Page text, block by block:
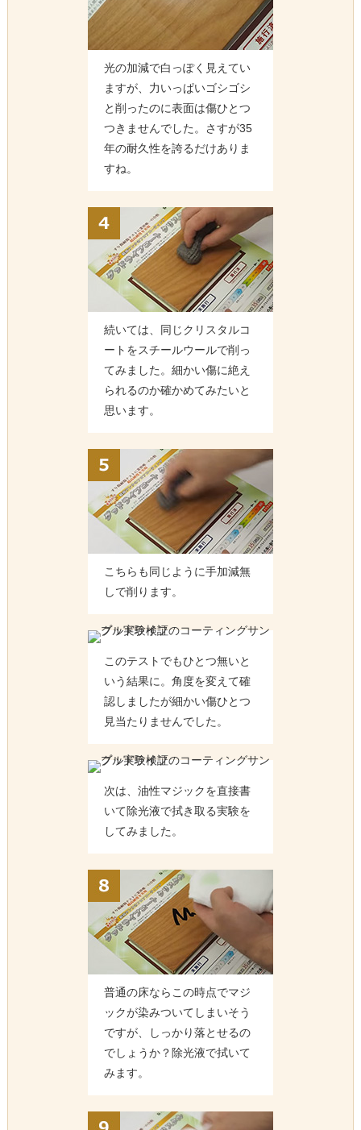
光の加減で白っぽく見えてい
ますが、力いっぱいゴシゴシ
と削ったのに表面は傷ひとつ
つきませんでした。さすが35
年の耐久性を誇るだけありま
すね。
続いては、同じクリスタルコ
ートをスチールウールで削っ
てみました。細かい傷に絶え
られるのか確かめてみたいと
思います。
こちらも同じように手加減無
しで削ります。
このテストでもひとつ無いと
いう結果に。角度を変えて確
認しましたが細かい傷ひとつ
見当たりませんでした。
次は、油性マジックを直接書
いて除光液で拭き取る実験を
してみました。
普通の床ならこの時点でマジ
ックが染みついてしまいそう
ですが、しっかり落とせるの
でしょうか？除光液で拭いて
みます。